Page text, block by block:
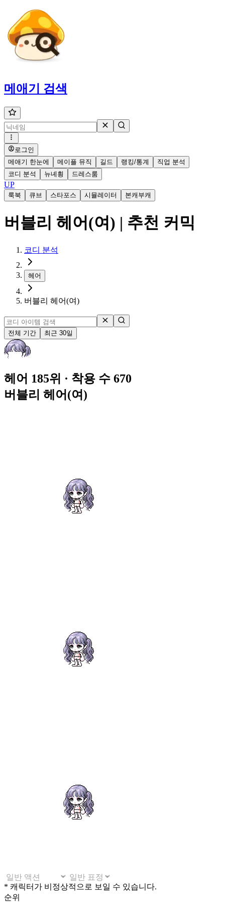
메애기 검색
로그인
메애기 한눈에
메이플 뮤직 길드 랭킹/통계
직업 분석
코디 분석
뉴녜힁 드레스룸
UP
룩북 큐브 스타포스 시뮬레이터 본캐부캐
버블리 헤어(여) | 추천 커믹
코디 분석
헤어
버블리 헤어(여)
전체 기간 최근 30일
헤어 185위 · 착용 수 670
버블리 헤어(여)
* 캐릭터가 비정상적으로 보일 수 있습니다.
순위